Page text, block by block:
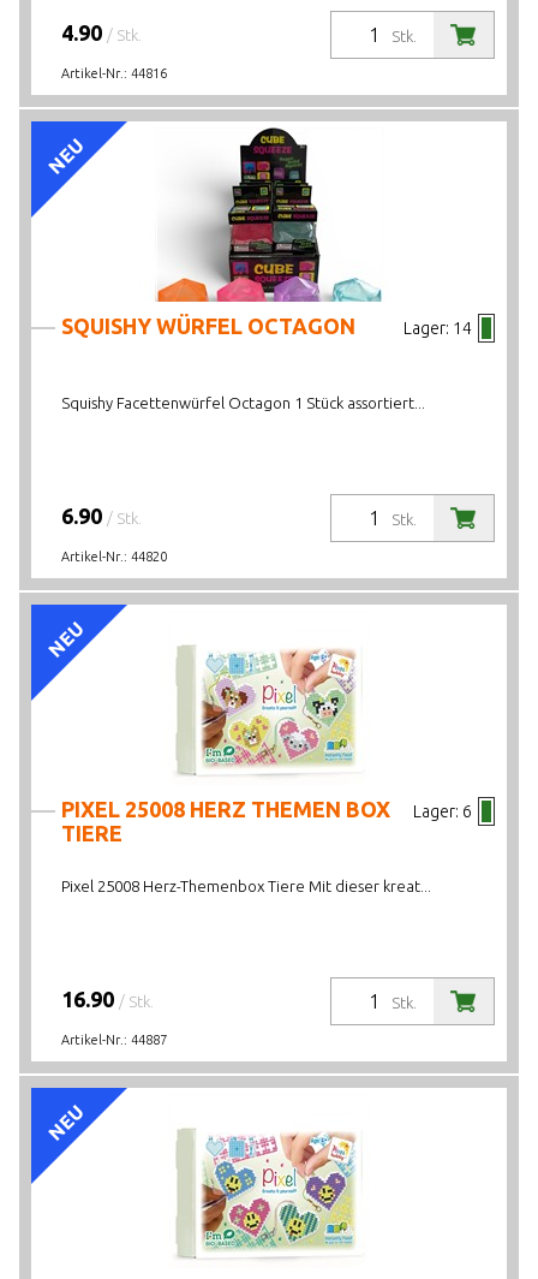
Stk.
4.90 / Stk.
Artikel-Nr.: 44816
NEU
Lager: 14
SQUISHY WÜRFEL OCTAGON
Squishy Facettenwürfel Octagon 1 Stück assortiert...
Stk.
6.90 / Stk.
Artikel-Nr.: 44820
NEU
Lager: 6
PIXEL 25008 HERZ THEMEN BOX
TIERE
Pixel 25008 Herz-Themenbox Tiere Mit dieser kreat...
Stk.
16.90 / Stk.
Artikel-Nr.: 44887
NEU